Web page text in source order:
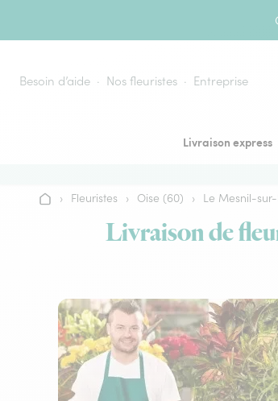
Besoin d’aide Nos fleuristes Entreprise
Livraison express
Accueil
› Fleuristes › Oise (60) › Le Mesnil-
Livraison de